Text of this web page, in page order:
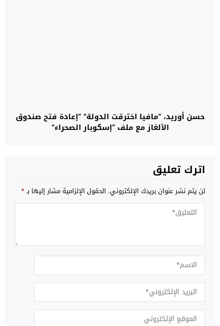
حسن أوريد، “مافيا اخترقت الدولة” “إعادة فتح صندوق
الألغاز مع ملف “إسكوبار الصحراء”
اترك تعليق
لن يتم نشر عنوان بريدك الإلكتروني. الحقول الإلزامية مشار إليها بـ*